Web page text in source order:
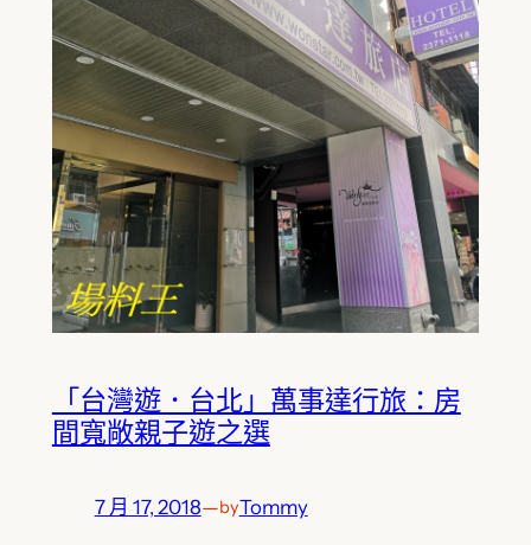
「台灣遊．台北」萬事達行旅：房
間寬敞親子遊之選
7 月 17, 2018—byTommy